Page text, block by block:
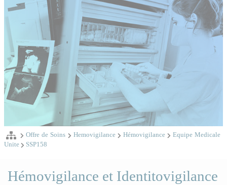
Offre de Soins Hemovigilance Hémovigilance
Equipe Medicale
Unite
SSP158
Hémovigilance et Identitovigilance